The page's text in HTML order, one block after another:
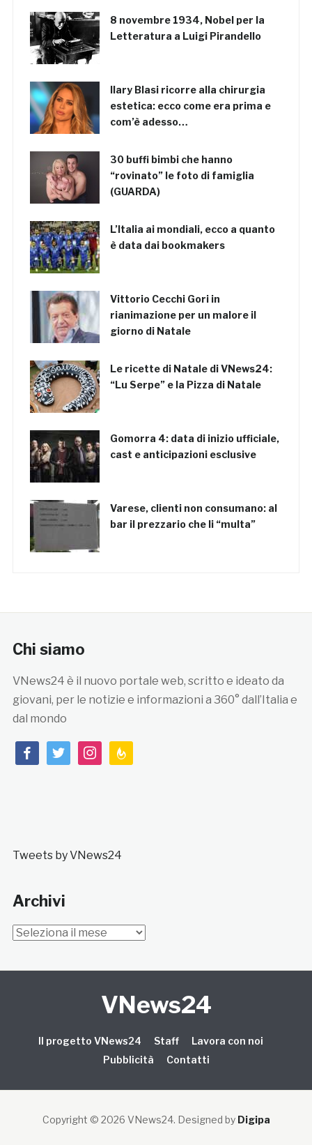
8 novembre 1934, Nobel per la
Letteratura a Luigi Pirandello
Ilary Blasi ricorre alla chirurgia
estetica: ecco come era prima e
com’è adesso…
30 buffi bimbi che hanno
“rovinato” le foto di famiglia
(GUARDA)
L’Italia ai mondiali, ecco a quanto
è data dai bookmakers
Vittorio Cecchi Gori in
rianimazione per un malore il
giorno di Natale
Le ricette di Natale di VNews24:
“Lu Serpe” e la Pizza di Natale
Gomorra 4: data di inizio ufficiale,
cast e anticipazioni esclusive
Varese, clienti non consumano: al
bar il prezzario che li “multa”
Chi siamo
VNews24 è il nuovo portale web, scritto e ideato da
giovani, per le notizie e informazioni a 360° dall’Italia e
dal mondo
facebooktwitterinstagramfeedburner
Tweets by VNews24
Archivi
Archivi
VNews24
Il progetto VNews24 Staff
Lavora con noi
Pubblicità
Contatti
Copyright © 2026 VNews24. Designed by Digipa